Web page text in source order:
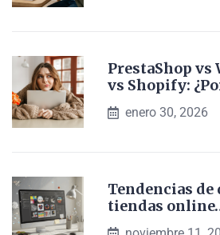
PrestaShop vs
vs Shopify:
enero 30, 2026
Tendencias de
tiendas